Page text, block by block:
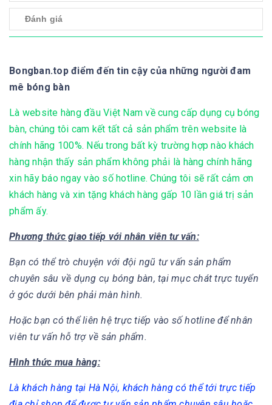
Đánh giá
Bongban.top điểm đến tin cậy của những người đam
mê bóng bàn
Là website hàng đầu Việt Nam về cung cấp dụng cụ bóng
bàn, chúng tôi cam kết tất cả sản phẩm trên website là
chính hãng 100%. Nếu trong bất kỳ trường hợp nào khách
hàng nhận thấy sản phẩm không phải là hàng chính hãng
xin hãy báo ngay vào số hotline. Chúng tôi sẽ rất cảm ơn
khách hàng và xin tặng khách hàng gấp 10 lần giá trị sản
phẩm ấy.
Phương thức giao tiếp với nhân viên tư vấn:
Bạn có thể trò chuyện với đội ngũ tư vấn sản phẩm
chuyên sâu về dụng cụ bóng bàn, tại mục chát trực tuyển
ở góc dưới bên phải màn hình.
Hoặc bạn có thể liên hệ trực tiếp vào số hotline để nhân
viên tư vấn hỗ trợ về sản phẩm.
Hình thức mua hàng:
Là khách hàng tại Hà Nội, khách hàng có thể tới trực tiếp